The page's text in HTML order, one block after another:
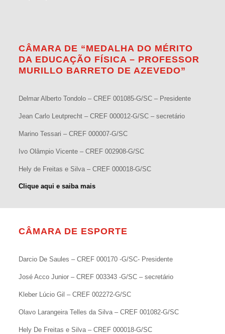
CÂMARA DE “MEDALHA DO MÉRITO
DA EDUCAÇÃO FÍSICA – PROFESSOR
MURILLO BARRETO DE AZEVEDO”
Delmar Alberto Tondolo – CREF 001085-G/SC – Presidente
Jean Carlo Leutprecht – CREF 000012-G/SC – secretário
Marino Tessari – CREF 000007-G/SC
Ivo Olâmpio Vicente – CREF 002908-G/SC
Hely de Freitas e Silva – CREF 000018-G/SC
Clique aqui e saiba mais
CÂMARA DE ESPORTE
Darcio De Saules – CREF 000170 -G/SC- Presidente
José Acco Junior – CREF 003343 -G/SC – secretário
Kleber Lúcio Gil – CREF 002272-G/SC
Olavo Larangeira Telles da Silva – CREF 001082-G/SC
Hely De Freitas e Silva – CREF 000018-G/SC